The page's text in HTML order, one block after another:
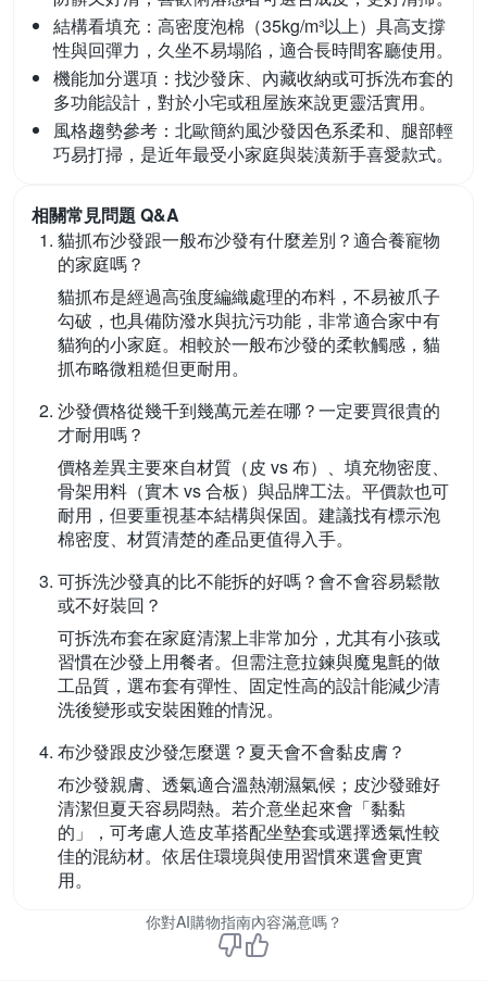
結構看填充： 高密度泡棉（35kg/m³以上）具高支撐
性與回彈力，久坐不易塌陷，適合長時間客廳使用。
機能加分選項： 找沙發床、內藏收納或可拆洗布套的
多功能設計，對於小宅或租屋族來說更靈活實用。
風格趨勢參考： 北歐簡約風沙發因色系柔和、腿部輕
巧易打掃，是近年最受小家庭與裝潢新手喜愛款式。
相關常見問題 Q&A
貓抓布沙發跟一般布沙發有什麼差別？適合養寵物
的家庭嗎？
貓抓布是經過高強度編織處理的布料，不易被爪子
勾破，也具備防潑水與抗污功能，非常適合家中有
貓狗的小家庭。相較於一般布沙發的柔軟觸感，貓
抓布略微粗糙但更耐用。
沙發價格從幾千到幾萬元差在哪？一定要買很貴的
才耐用嗎？
價格差異主要來自材質（皮 vs 布）、填充物密度、
骨架用料（實木 vs 合板）與品牌工法。平價款也可
耐用，但要重視基本結構與保固。建議找有標示泡
棉密度、材質清楚的產品更值得入手。
可拆洗沙發真的比不能拆的好嗎？會不會容易鬆散
或不好裝回？
可拆洗布套在家庭清潔上非常加分，尤其有小孩或
習慣在沙發上用餐者。但需注意拉鍊與魔鬼氈的做
工品質，選布套有彈性、固定性高的設計能減少清
洗後變形或安裝困難的情況。
布沙發跟皮沙發怎麼選？夏天會不會黏皮膚？
布沙發親膚、透氣適合溫熱潮濕氣候；皮沙發雖好
清潔但夏天容易悶熱。若介意坐起來會「黏黏
的」，可考慮人造皮革搭配坐墊套或選擇透氣性較
佳的混紡材。依居住環境與使用習慣來選會更實
用。
你對AI購物指南內容滿意嗎？